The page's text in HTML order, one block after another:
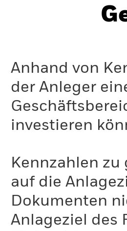
Anhand von
der Anleger
investieren
Kennzahlen
auf die
Dokumenten
Anlageziel des